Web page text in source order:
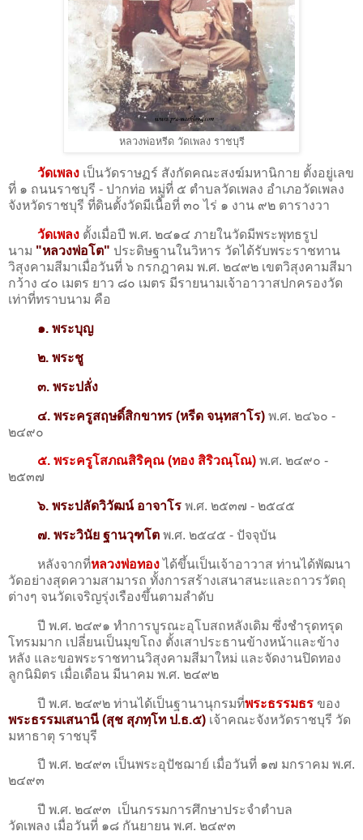
หลวงพ่อหรีด วัดเพลง ราชบุรี
วัดเพลง เป็นวัดราษฏร์ สังกัดคณะสงฆ์มหานิกาย ตั้งอยู่เลข
ที่ ๑ ถนนราชบุรี - ปากท่อ หมู่ที่ ๕ ตำบลวัดเพลง อำเภอวัดเพลง
จังหวัดราชบุรี ที่ดินตั้งวัดมีเนื้อที่ ๓๐ ไร่ ๑ งาน ๙๒ ตารางวา
วัดเพลง ตั้งเมื่อปี พ.ศ. ๒๔๑๔ ภายในวัดมีพระพุทธรูป
นาม "หลวงพ่อโต" ประดิษฐานในวิหาร วัดได้รับพระราชทาน
วิสุงคามสีมาเมื่อวันที่ ๖ กรกฎาคม พ.ศ. ๒๔๙๒ เขตวิสุงคามสีมา
กว้าง ๔๐ เมตร ยาว ๘๐ เมตร มีรายนามเจ้าอาวาสปกครองวัด
เท่าที่ทราบนาม คือ
๑. พระบุญ
๒. พระชู
๓. พระปลั่ง
๔. พระครูสฤษดิ์สิกขาทร (หรีด จนฺทสาโร) พ.ศ. ๒๔๖๐ -
๒๔๙๐
๕. พระครูโสภณสิริคุณ (ทอง สิริวณฺโณ) พ.ศ. ๒๔๙๐ -
๒๕๓๗
๖. พระปลัดวิวัฒน์ อาจาโร พ.ศ. ๒๕๓๗ - ๒๕๔๕
๗. พระวินัย ฐานวุฑโต พ.ศ. ๒๕๔๕ - ปัจจุบัน
หลังจากที่หลวงพ่อทองได้ขึ้นเป็นเจ้าอาวาส ท่านได้พัฒนา
วัดอย่างสุดความสามารถ ทั้งการสร้างเสนาสนะและถาวรวัตถุ
ต่างๆ จนวัดเจริญรุ่งเรืองขึ้นตามลำดับ
ปี พ.ศ. ๒๔๙๑ ทำการบูรณะอุโบสถหลังเดิม ซึ่งชำรุดทรุด
โทรมมาก เปลี่ยนเป็นมุขโถง ตั้งเสาประธานข้างหน้าและข้าง
หลัง และขอพระราชทานวิสุงคามสีมาใหม่ และจัดงานปิดทอง
ลูกนิมิตร เมื่อเดือน มีนาคม พ.ศ. ๒๔๙๒
ปี พ.ศ. ๒๔๙๒ ท่านได้เป็นฐานานุกรมที่พระธรรมธร ของ
พระธรรมเสนานี (สุช สุภทฺโท ป.ธ.๕) เจ้าคณะจังหวัดราชบุรี วัด
มหาธาตุ ราชบุรี
ปี พ.ศ. ๒๔๙๓ เป็นพระอุปัชฌาย์ เมื่อวันที่ ๑๗ มกราคม พ.ศ.
๒๔๙๓
ปี พ.ศ. ๒๔๙๓ เป็นกรรมการศึกษาประจำตำบล
วัดเพลง เมื่อวันที่ ๑๘ กันยายน พ.ศ. ๒๔๙๓